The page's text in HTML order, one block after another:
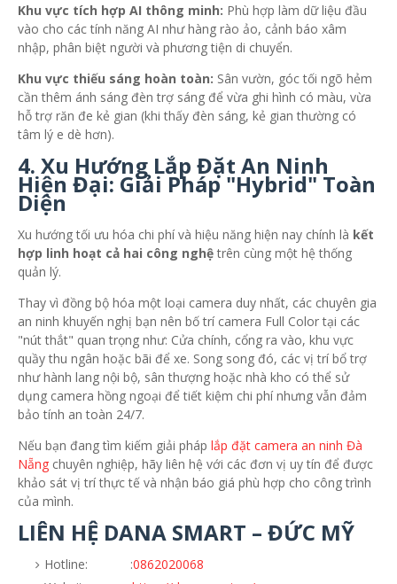
Khu vực tích hợp AI thông minh: Phù hợp làm dữ liệu đầu
vào cho các tính năng AI như hàng rào ảo, cảnh báo xâm
nhập, phân biệt người và phương tiện di chuyển.
Khu vực thiếu sáng hoàn toàn: Sân vườn, góc tối ngõ hẻm
cần thêm ánh sáng đèn trợ sáng để vừa ghi hình có màu, vừa
hỗ trợ răn đe kẻ gian (khi thấy đèn sáng, kẻ gian thường có
tâm lý e dè hơn).
4. Xu Hướng Lắp Đặt An Ninh
Hiện Đại: Giải Pháp "Hybrid" Toàn
Diện
Xu hướng tối ưu hóa chi phí và hiệu năng hiện nay chính là kết
hợp linh hoạt cả hai công nghệtrên cùng một hệ thống
quản lý.
Thay vì đồng bộ hóa một loại camera duy nhất, các chuyên gia
an ninh khuyến nghị bạn nên bố trí camera Full Color tại các
"nút thắt" quan trọng như: Cửa chính, cổng ra vào, khu vực
quầy thu ngân hoặc bãi để xe. Song song đó, các vị trí bổ trợ
như hành lang nội bộ, sân thượng hoặc nhà kho có thể sử
dụng camera hồng ngoại để tiết kiệm chi phí nhưng vẫn đảm
bảo tính an toàn 24/7.
Nếu bạn đang tìm kiếm giải pháp lắp đặt camera an ninh Đà
Nẵng chuyên nghiệp, hãy liên hệ với các đơn vị uy tín để được
khảo sát vị trí thực tế và nhận báo giá phù hợp cho công trình
của mình.
LIÊN HỆ DANA SMART – ĐỨC MỸ
Hotline: :0862020068